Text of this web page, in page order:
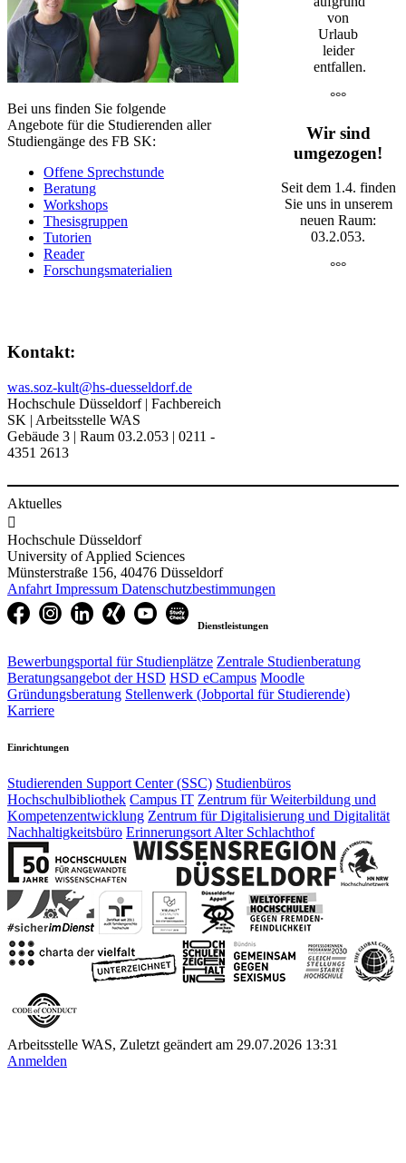
Bei uns finden Sie folgende
Angebote für die Studierenden aller
Studiengänge des FB SK:
Offene Sprechstunde
Beratung
Workshops
Thesisgruppen
Tutorien
Reader​
Forschungsmaterialien
​Kontakt:
was.soz-kult@hs-duesseldorf.de​​
Hochschule Düsseldorf | Fachbereich
SK | Arbeitsstelle WAS​
Gebäude 3 | Raum 03.2.053 | 0211 -
4351 2613
von
Urlaub
leider
entfallen.
°°°
Wir sind
umgezogen!
Seit dem 1.4. finden
Sie uns in unserem
neuen Raum:
03.2.053.
°°°
Aktuelles

Hochschule Düsseldorf
University of Applied Sciences
Münsterstraße 156, 40476 Düsseldorf
Anfahrt Impressum Datenschutzbestimmungen
Dienstleistungen
Bewerbungsportal für Studienplätze Zentrale Studienberatung
Beratungsangebot der HSD HSD eCampus Moodle
Gründungsberatung Stellenwerk (Jobportal für Studierende)
Karriere
Einrichtungen
Studierenden Support Center (SSC) Studienbüros
Hochschulbibliothek Campus IT Zentrum für Weiterbildung und
Kompetenzentwicklung Zentrum für Digitalisierung und Digitalität
Nachhaltigkeitsbüro Erinnerungsort Alter Schlachthof
Arbeitsstelle WAS, Zuletzt geändert am 29.07.2026 13:31
Anmelden